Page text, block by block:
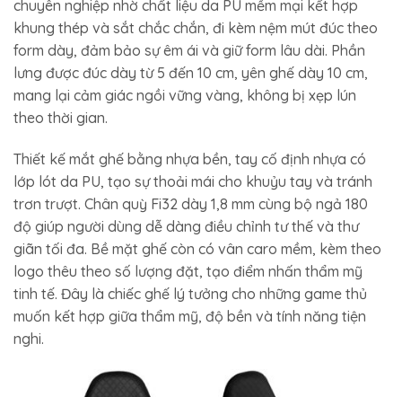
chuyên nghiệp nhờ chất liệu da PU mềm mại kết hợp
khung thép và sắt chắc chắn, đi kèm nệm mút đúc theo
form dày, đảm bảo sự êm ái và giữ form lâu dài. Phần
lưng được đúc dày từ 5 đến 10 cm, yên ghế dày 10 cm,
mang lại cảm giác ngồi vững vàng, không bị xẹp lún
theo thời gian.
Thiết kế mắt ghế bằng nhựa bền, tay cố định nhựa có
lớp lót da PU, tạo sự thoải mái cho khuỷu tay và tránh
trơn trượt. Chân quỳ Fi32 dày 1,8 mm cùng bộ ngả 180
độ giúp người dùng dễ dàng điều chỉnh tư thế và thư
giãn tối đa. Bề mặt ghế còn có vân caro mềm, kèm theo
logo thêu theo số lượng đặt, tạo điểm nhấn thẩm mỹ
tinh tế. Đây là chiếc ghế lý tưởng cho những game thủ
muốn kết hợp giữa thẩm mỹ, độ bền và tính năng tiện
nghi.